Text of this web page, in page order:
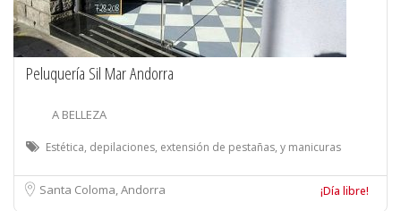
Peluquería Sil Mar Andorra
A BELLEZA
Estética, depilaciones, extensión de pestañas, y manicuras
Santa Coloma, Andorra ¡Día libre!